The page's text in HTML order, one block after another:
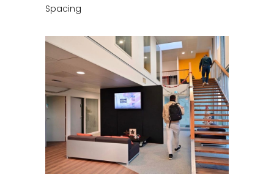
Spacing